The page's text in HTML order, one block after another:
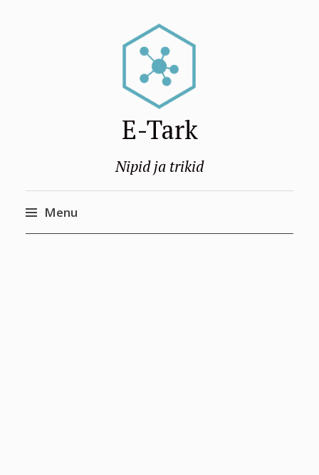
E-Tark
Nipid ja trikid
Menu